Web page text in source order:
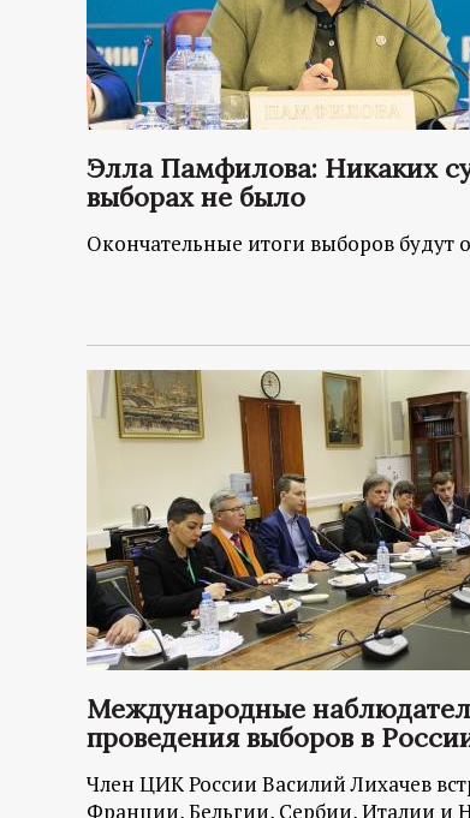
Элла Памфилова: Никаких
выборах не было
Окончательные итоги выборов будут
Международные
проведения выборов в
Член ЦИК России Василий Лихачев
Франции, Бельгии, Сербии, Италии и